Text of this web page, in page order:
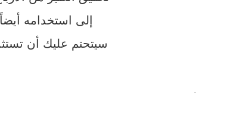
إلى استخدامه
سيتحتم عليك أن
.